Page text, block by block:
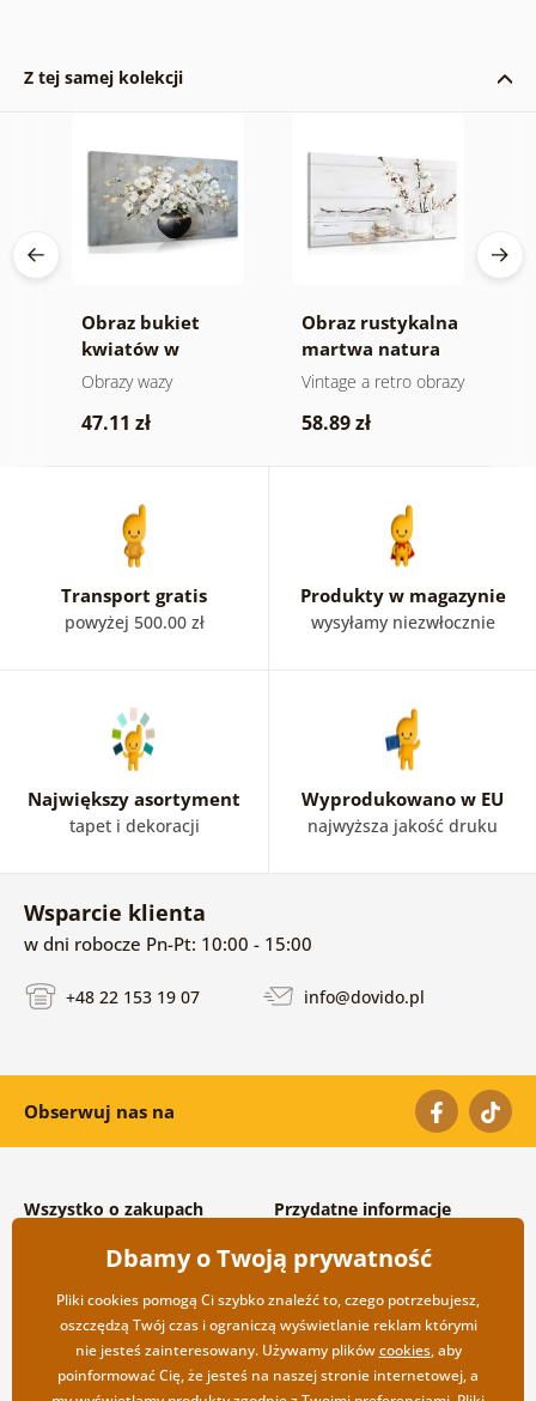
Z tej samej kolekcji
Obraz bukiet
kwiatów w
czarnej wazie
Obrazy wazy
47.11 zł
Obraz rustykalna
martwa natura
Vintage a retro obrazy
58.89 zł
Transport gratis
powyżej 500.00 zł
Produkty w magazynie
wysyłamy niezwłocznie
Największy asortyment
tapet i dekoracji
Wyprodukowano w EU
najwyższa jakość druku
Wsparcie klienta
w dni robocze Pn-Pt: 10:00 - 15:00
+48 22 153 19 07 info@dovido.pl
Obserwuj nas na
Wszystko o zakupach
Warunki handlowe i
reklamacyjne
Prywatność
Opcje wysyłki i płatności
Zwrot towarów
Przydatne informacje
Często zadawane pytania
Kontakt
Współpraca hurtowa
Dbamy o Twoją prywatność
Pliki cookies pomogą Ci szybko znaleźć to, czego potrzebujesz,
oszczędzą Twój czas i ograniczą wyświetlanie reklam którymi
nie jesteś zainteresowany. Używamy plikówcookies, aby
poinformować Cię, że jesteś na naszej stronie internetowej, a